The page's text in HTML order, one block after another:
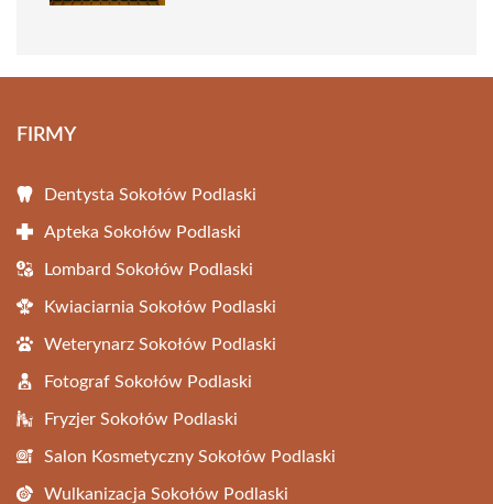
FIRMY
Dentysta Sokołów Podlaski
Apteka Sokołów Podlaski
Lombard Sokołów Podlaski
Kwiaciarnia Sokołów Podlaski
Weterynarz Sokołów Podlaski
Fotograf Sokołów Podlaski
Fryzjer Sokołów Podlaski
Salon Kosmetyczny Sokołów Podlaski
Wulkanizacja Sokołów Podlaski